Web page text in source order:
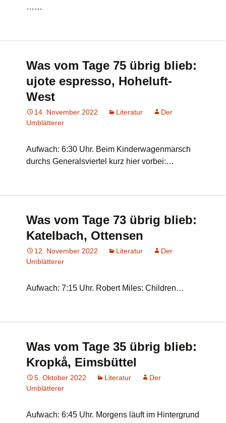
……
Was vom Tage 75 übrig blieb:
ujote espresso, Hoheluft-
West
14. November 2022 Literatur
Der
Umblätterer
Aufwach: 6:30 Uhr. Beim Kinderwagenmarsch
durchs Generalsviertel kurz hier vorbei:…
Was vom Tage 73 übrig blieb:
Katelbach, Ottensen
12. November 2022 Literatur
Der
Umblätterer
Aufwach: 7:15 Uhr. Robert Miles: Children…
Was vom Tage 35 übrig blieb:
Kropkå, Eimsbüttel
5. Oktober 2022 Literatur
Der
Umblätterer
Aufwach: 6:45 Uhr. Morgens läuft im Hintergrund